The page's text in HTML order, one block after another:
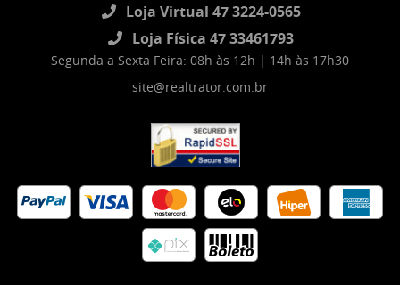
Loja Virtual 47 3224-0565
Loja Física 47 33461793
Segunda a Sexta Feira: 08h às 12h | 14h às 17h30
site@realtrator.com.br